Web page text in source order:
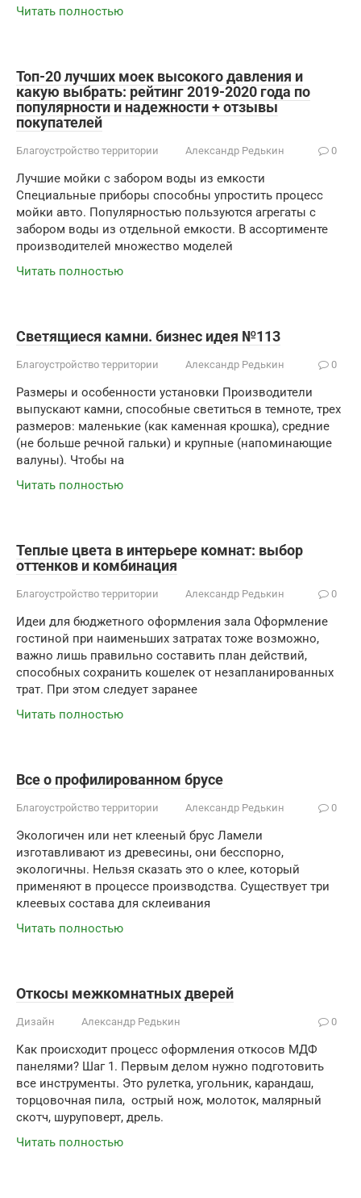
Читать полностью
Топ-20 лучших моек высокого давления и
какую выбрать: рейтинг 2019-2020 года по
популярности и надежности + отзывы
покупателей
Благоустройство территории Александр Редькин 0
Лучшие мойки с забором воды из емкости
Специальные приборы способны упростить процесс
мойки авто. Популярностью пользуются агрегаты с
забором воды из отдельной емкости. В ассортименте
производителей множество моделей
Читать полностью
Светящиеся камни. бизнес идея №113
Благоустройство территории Александр Редькин 0
Размеры и особенности установки Производители
выпускают камни, способные светиться в темноте, трех
размеров: маленькие (как каменная крошка), средние
(не больше речной гальки) и крупные (напоминающие
валуны). Чтобы на
Читать полностью
Теплые цвета в интерьере комнат: выбор
оттенков и комбинация
Благоустройство территории Александр Редькин 0
Идеи для бюджетного оформления зала Оформление
гостиной при наименьших затратах тоже возможно,
важно лишь правильно составить план действий,
способных сохранить кошелек от незапланированных
трат. При этом следует заранее
Читать полностью
Все о профилированном брусе
Благоустройство территории Александр Редькин 0
Экологичен или нет клееный брус Ламели
изготавливают из древесины, они бесспорно,
экологичны. Нельзя сказать это о клее, который
применяют в процессе производства. Существует три
клеевых состава для склеивания
Читать полностью
Откосы межкомнатных дверей
Дизайн Александр Редькин 0
Как происходит процесс оформления откосов МДФ
панелями? Шаг 1. Первым делом нужно подготовить
все инструменты. Это рулетка, угольник, карандаш,
торцовочная пила, острый нож, молоток, малярный
скотч, шуруповерт, дрель.
Читать полностью